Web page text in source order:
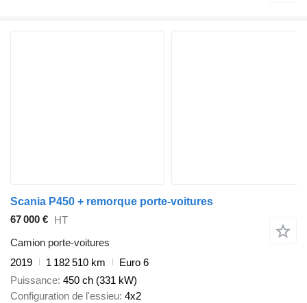
Scania P450 + remorque porte-voitures
67 000 € HT
Camion porte-voitures
2019
1 182 510 km
Euro 6
Puissance 450 ch (331 kW)
Configuration de l'essieu 4x2